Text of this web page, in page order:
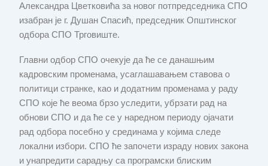
Александра Цветковића за новог потпредседника СПО
изабран је г. Душан Спасић, председник Општинског
одбора СПО Трговиште.
Главни одбор СПО очекује да ће се данашњим
кадровским променама, усаглашавањем ставова о
политици странке, као и додатним променама у раду
СПО које ће веома брзо уследити, убрзати рад на
обнови СПО и да ће се у наредном периоду ојачати
рад одбора посебно у срединама у којима следе
локални избори. СПО ће започети израду нових закона
и унапредити сарадњу са програмски блиским